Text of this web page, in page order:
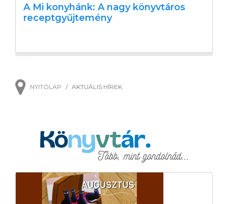
A Mi konyhánk: A nagy könyvtáros
receptgyűjtemény
NYITÓLAP AKTUÁLIS HÍREK